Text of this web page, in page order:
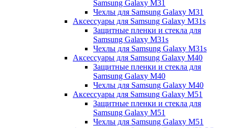
Samsung Galaxy M31
Чехлы для Samsung Galaxy M31
Аксессуары для Samsung Galaxy M31s
Защитные пленки и стекла для
Samsung Galaxy M31s
Чехлы для Samsung Galaxy M31s
Аксессуары для Samsung Galaxy M40
Защитные пленки и стекла для
Samsung Galaxy M40
Чехлы для Samsung Galaxy M40
Аксессуары для Samsung Galaxy M51
Защитные пленки и стекла для
Samsung Galaxy M51
Чехлы для Samsung Galaxy M51